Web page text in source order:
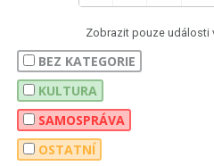
Zobrazit pouze události
BEZ KATEGORIE
KULTURA
SAMOSPRÁVA
OSTATNÍ